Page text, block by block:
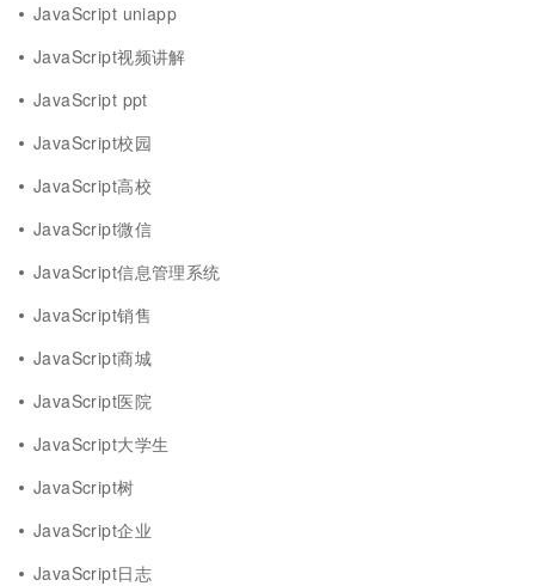
JavaScript uniapp
JavaScript视频讲解
JavaScript ppt
JavaScript校园
JavaScript高校
JavaScript微信
JavaScript信息管理系统
JavaScript销售
JavaScript商城
JavaScript医院
JavaScript大学生
JavaScript树
JavaScript企业
JavaScript日志